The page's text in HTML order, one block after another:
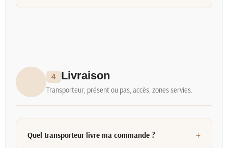
4 Livraison
Transporteur, présent ou pas, accès, zones servies.
Quel transporteur livre ma commande ?